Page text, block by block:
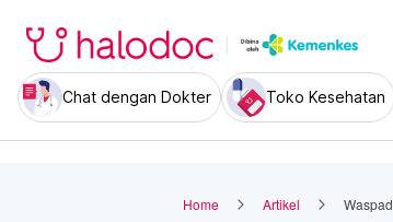
Chat dengan Dokter Toko Kesehatan
Home Artikel